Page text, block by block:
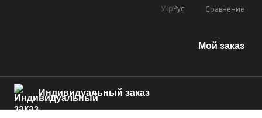
УкрРус Сравнение
Мой заказ
Индивидуальный заказ